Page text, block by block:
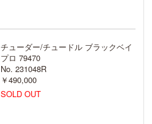
チューダー/チュードル ブラックベイ
プロ 79470
No. 231048R
￥490,000
SOLD OUT